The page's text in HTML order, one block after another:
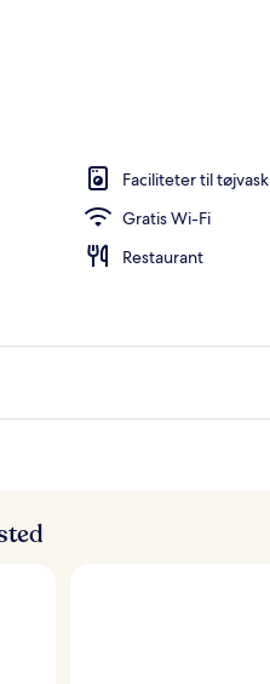
Faciliteter til tøjvask
Gratis Wi-Fi
Restaurant